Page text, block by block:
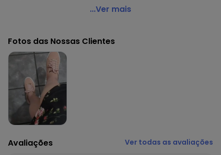
Perfecta - Tênis Preto com Detalhes em Dourado
Observação: Adereço dourado no cadarço
Tecido: Tecido
Composição: Sintetico/nobuck
...Ver mais
Fotos das Nossas Clientes
Avaliações Ver todas as avaliações